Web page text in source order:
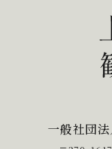
一般社団